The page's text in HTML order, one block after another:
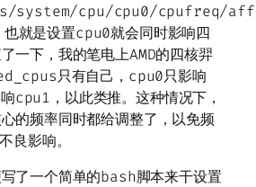
system/cpu/cpu0/cpufreq/
是设置cpu0就会同时影响四
一下，我的笔电上AMD的四核羿
只有自己，cpu0只影响
cpu1，以此类推。这种情况下，
的频率同时都给调整了，以免频
良影响。
了一个简单的bash脚本来干设置